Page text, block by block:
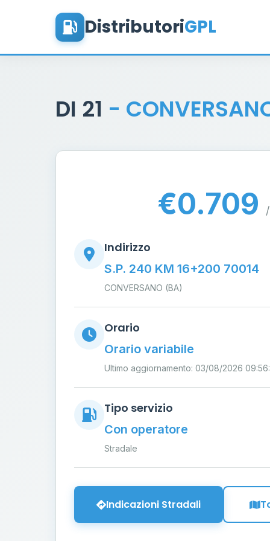
DistributoriGPL
DI 21 -
€0.709
Indirizzo
S.P. 240 KM 16+200 70014
CONVERSANO (BA)
Orario
Orario variabile
Ultimo aggiornamento: 03/08/2026
Tipo servizio
Con operatore
Stradale
Indicazioni Stradali